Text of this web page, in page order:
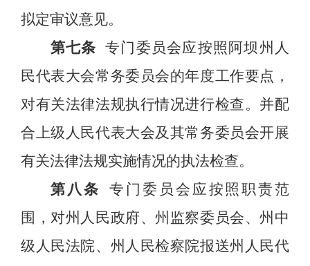
拟定审议意见。
第七条 专门委员会应按照阿坝州人
民代表大会常务委员会的年度工作要点，
对有关法律法规执行情况进行检查。并配
合上级人民代表大会及其常务委员会开展
有关法律法规实施情况的执法检查。
第八条
专门委员会应按照职责范
围，对州人民政府、州监察委员会、州中
级人民法院、州人民检察院报送州人民代